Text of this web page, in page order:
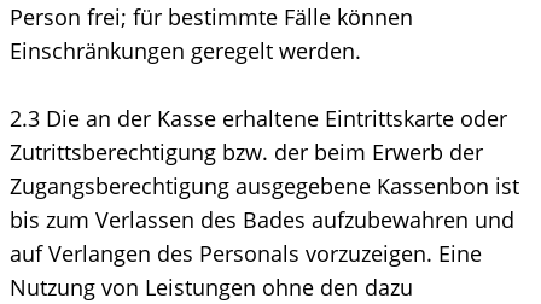
Person frei; für bestimmte Fälle können
Einschränkungen geregelt werden.
2.3 Die an der Kasse erhaltene Eintrittskarte oder
Zutrittsberechtigung bzw. der beim Erwerb der
Zugangsberechtigung ausgegebene Kassenbon ist
bis zum Verlassen des Bades aufzubewahren und
auf Verlangen des Personals vorzuzeigen. Eine
Nutzung von Leistungen ohne den dazu